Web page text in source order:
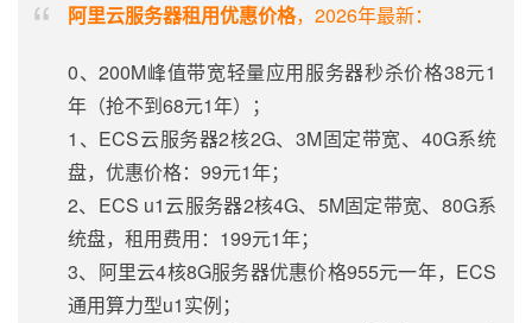
阿里云服务器租用优惠价格，2026年最新：
0、200M峰值带宽轻量应用服务器秒杀价格38元1
年（抢不到68元1年）；
1、ECS云服务器2核2G、3M固定带宽、40G系统
盘，优惠价格：99元1年；
2、ECS u1云服务器2核4G、5M固定带宽、80G系
统盘，租用费用：199元1年；
3、阿里云4核8G服务器优惠价格955元一年，ECS
通用算力型u1实例；